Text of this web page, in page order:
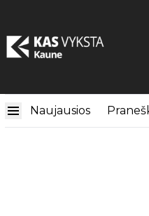
Naujausios